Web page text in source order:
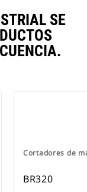
SE
Cortadores de
BR320